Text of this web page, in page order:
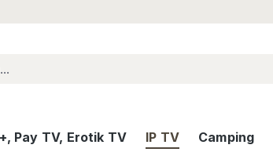
Pay TV, Erotik TV IP TV Camping